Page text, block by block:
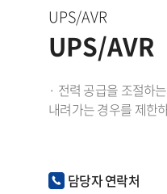
UPS/AVR
UPS/AVR
​· 전력 공급을 조절하
내려가는 경우를 제한
담당자 연락처